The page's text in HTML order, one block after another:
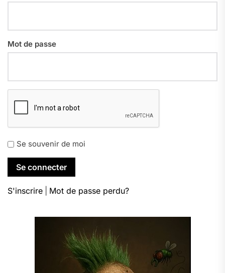
Mot de passe
Se souvenir de moi
S'inscrire Mot de passe perdu?